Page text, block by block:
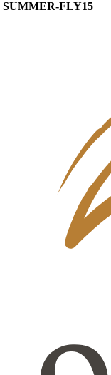
SUMMER-FLY15